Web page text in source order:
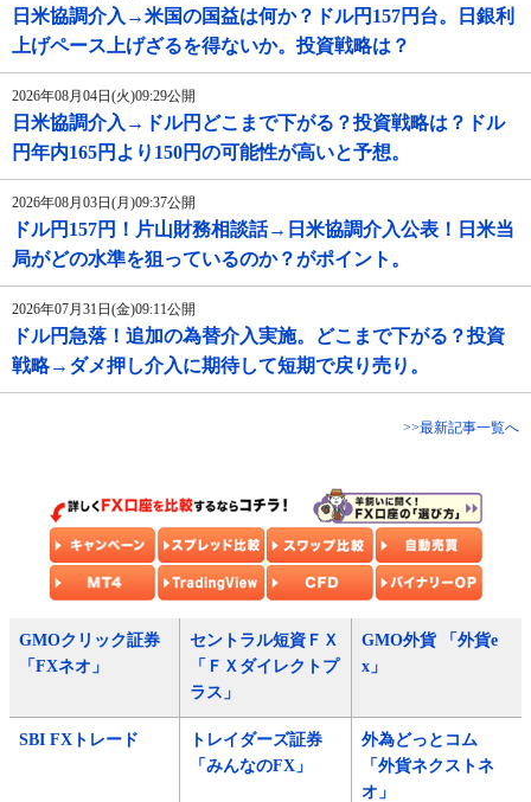
日米協調介入→米国の国益は何か？ドル円157円台。日銀利
上げペース上げざるを得ないか。投資戦略は？
2026年08月04日(火)09:29公開
日米協調介入→ドル円どこまで下がる？投資戦略は？ドル
円年内165円より150円の可能性が高いと予想。
2026年08月03日(月)09:37公開
ドル円157円！片山財務相談話→日米協調介入公表！日米当
局がどの水準を狙っているのか？がポイント。
2026年07月31日(金)09:11公開
ドル円急落！追加の為替介入実施。どこまで下がる？投資
戦略→ダメ押し介入に期待して短期で戻り売り。
>>最新記事一覧へ
GMOクリック証券
「FXネオ」
セントラル短資ＦＸ
「ＦＸダイレクトプ
ラス」
GMO外貨 「外貨e
x」
SBI FXトレード
トレイダーズ証券
「みんなのFX」
外為どっとコム
「外貨ネクストネ
オ」